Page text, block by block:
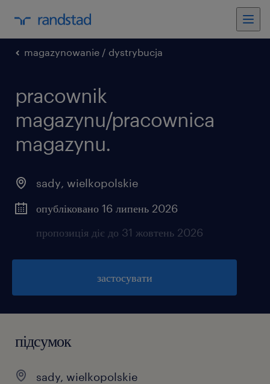
magazynowanie / dystrybucja
pracownik
magazynu/pracownica
magazynu.
sady, wielkopolskie
опубліковано 16 липень 2026
пропозиція діє до 31 жовтень 2026
застосувати
підсумок
sady, wielkopolskie